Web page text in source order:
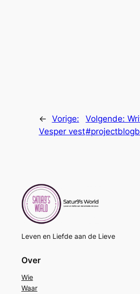
← Vorige:
Vesper vest
Volgende:
Leven en Liefde aan de Lieve
Over
Wie
Waar